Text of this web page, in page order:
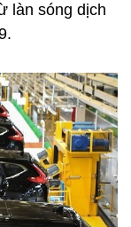
làn sóng dịch